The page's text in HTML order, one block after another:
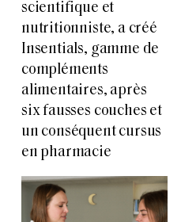
scientifique et
nutritionniste, a créé
Insentials, gamme de
compléments
alimentaires, après
six fausses couches et
un conséquent cursus
en pharmacie